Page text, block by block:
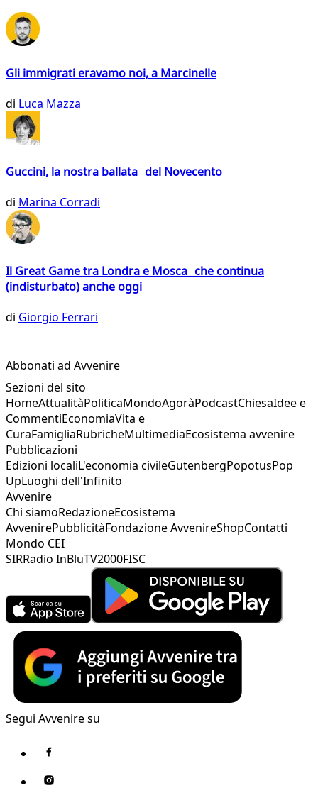
Gli immigrati eravamo noi, a Marcinelle
di Luca Mazza
Guccini, la nostra ballata del Novecento
di Marina Corradi
Il Great Game tra Londra e Mosca che continua
(indisturbato) anche oggi
di Giorgio Ferrari
Abbonati ad Avvenire
Sezioni del sito
HomeAttualitàPoliticaMondoAgoràPodcastChiesaIdee e
CommentiEconomiaVita e
CuraFamigliaRubricheMultimediaEcosistema avvenire
Pubblicazioni
Edizioni localiL'economia civileGutenbergPopotusPop
UpLuoghi dell'Infinito
Avvenire
Chi siamoRedazioneEcosistema
AvvenirePubblicitàFondazione AvvenireShopContatti
Mondo CEI
SIRRadio InBluTV2000FISC
Segui Avvenire su